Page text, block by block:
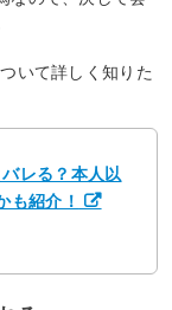
いて詳しく知りた
レる？本人以
も紹介！